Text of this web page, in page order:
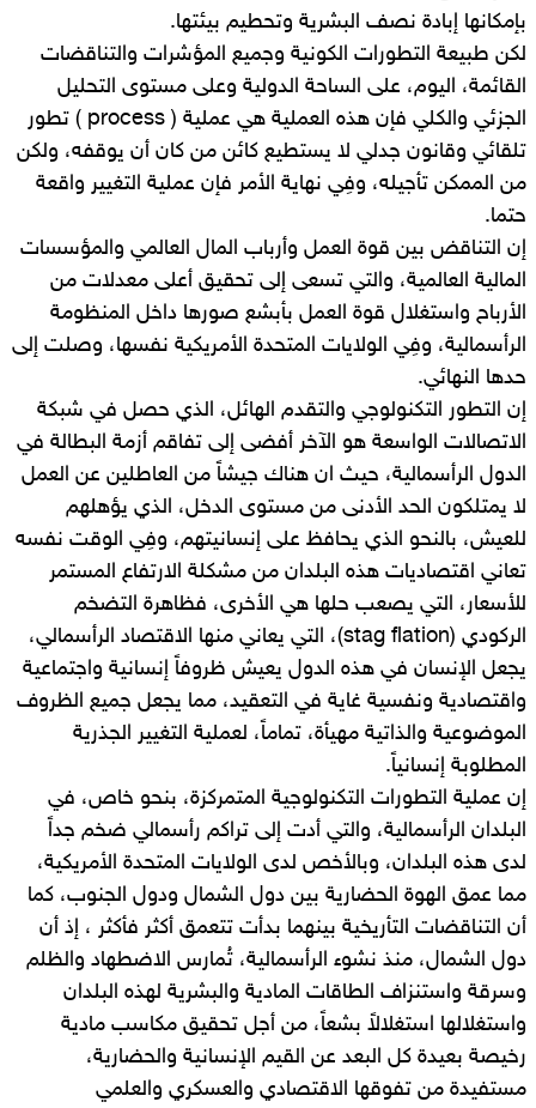
بإمكانها إبادة نصف البشرية وتحطيم بيئتها.
لكن طبيعة التطورات الكونية وجميع المؤشرات والتناقضات
القائمة، اليوم، على الساحة الدولية وعلى مستوى التحليل
الجزئي والكلي فإن هذه العملية هي عملية ( process ) تطور
تلقائي وقانون جدلي لا يستطيع كائن من كان أن يوقفه، ولكن
من الممكن تأجيله، وفِي نهاية الأمر فإن عملية التغيير واقعة
حتما.
إن التناقض بين قوة العمل وأرباب المال العالمي والمؤسسات
المالية العالمية، والتي تسعى إلى تحقيق أعلى معدلات من
الأرباح واستغلال قوة العمل بأبشع صورها داخل المنظومة
الرأسمالية، وفِي الولايات المتحدة الأمريكية نفسها، وصلت إلى
حدها النهائي.
إن التطور التكنولوجي والتقدم الهائل، الذي حصل في شبكة
الاتصالات الواسعة هو الآخر أفضى إلى تفاقم أزمة البطالة في
الدول الرأسمالية، حيث ان هناك جيشاً من العاطلين عن العمل
لا يمتلكون الحد الأدنى من مستوى الدخل، الذي يؤهلهم
للعيش، بالنحو الذي يحافظ على إنسانيتهم، وفِي الوقت نفسه
تعاني اقتصاديات هذه البلدان من مشكلة الارتفاع المستمر
للأسعار، التي يصعب حلها هي الأخرى، فظاهرة التضخم
الركودي (stag flation)، التي يعاني منها الاقتصاد الرأسمالي،
يجعل الإنسان في هذه الدول يعيش ظروفاً إنسانية واجتماعية
واقتصادية ونفسية غاية في التعقيد، مما يجعل جميع الظروف
الموضوعية والذاتية مهيأة، تماماً، لعملية التغيير الجذرية
المطلوبة إنسانياً.
إن عملية التطورات التكنولوجية المتمركزة، بنحو خاص، في
البلدان الرأسمالية، والتي أدت إلى تراكم رأسمالي ضخم جداً
لدى هذه البلدان، وبالأخص لدى الولايات المتحدة الأمريكية،
مما عمق الهوة الحضارية بين دول الشمال ودول الجنوب، كما
أن التناقضات التأريخية بينهما بدأت تتعمق أكثر فأكثر ، إذ أن
دول الشمال، منذ نشوء الرأسمالية، تُمارس الاضطهاد والظلم
وسرقة واستنزاف الطاقات المادية والبشرية لهذه البلدان
واستغلالها استغلالاً بشعاً، من أجل تحقيق مكاسب مادية
رخيصة بعيدة كل البعد عن القيم الإنسانية والحضارية،
مستفيدة من تفوقها الاقتصادي والعسكري والعلمي